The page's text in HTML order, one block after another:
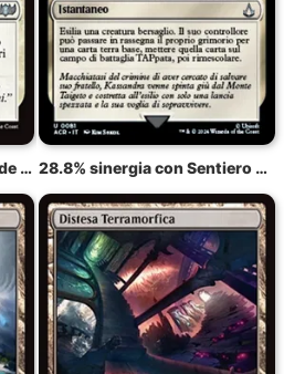
32.6% sinergia con Da Spade a Spighe! 28.8% sinergia con Sentiero dell'Esilio